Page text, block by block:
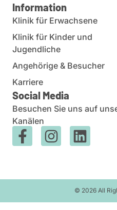
Information
Klinik für Erwachsene
Klinik für Kinder und
Jugendliche
Angehörige & Besucher
Karriere
Social Media
Besuchen Sie uns auf
Kanälen
© 2026 All